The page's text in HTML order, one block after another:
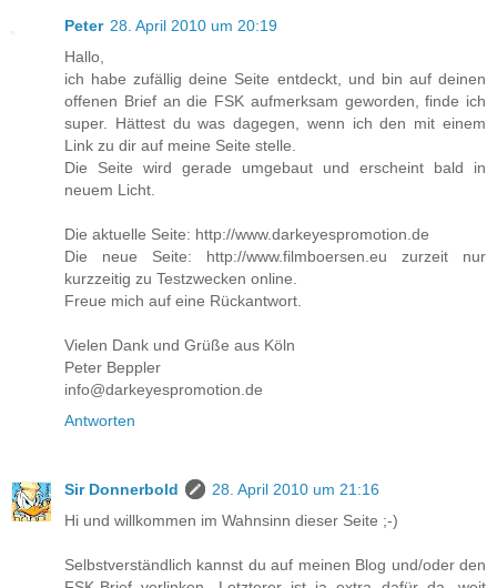
Peter 28. April 2010 um 20:19
Hallo,
ich habe zufällig deine Seite entdeckt, und bin auf deinen
offenen Brief an die FSK aufmerksam geworden, finde ich
super. Hättest du was dagegen, wenn ich den mit einem
Link zu dir auf meine Seite stelle.
Die Seite wird gerade umgebaut und erscheint bald in
neuem Licht.
Die aktuelle Seite: http://www.darkeyespromotion.de
Die neue Seite: http://www.filmboersen.eu zurzeit nur
kurzzeitig zu Testzwecken online.
Freue mich auf eine Rückantwort.
Vielen Dank und Grüße aus Köln
Peter Beppler
info@darkeyespromotion.de
Antworten
Sir Donnerbold
28. April 2010 um 21:16
Hi und willkommen im Wahnsinn dieser Seite ;-)
Selbstverständlich kannst du auf meinen Blog und/oder den